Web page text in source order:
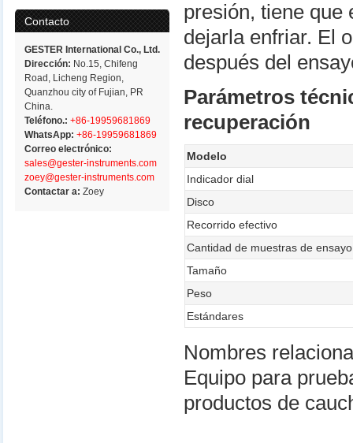
Contacto
GESTER International Co., Ltd.
Dirección: No.15, Chifeng
Road, Licheng Region,
Quanzhou city of Fujian, PR
China.
Teléfono.: +86-19959681869
WhatsApp: +86-19959681869
Correo electrónico:
sales@gester-instruments.com
zoey@gester-instruments.com
Contactar a:Zoey
presión, tiene que
dejarla enfriar. El
después del
Parámetros
recuperación
Modelo
Indicador dial
Disco
Recorrido efectivo
Cantidad de muestras de ensayo
Tamaño
Peso
Estándares
Nombres
Equipo para
productos de